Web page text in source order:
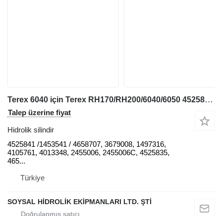
Terex 6040 için Terex RH170/RH200/6040/6050 4525841 hidrolik silindir
Talep üzerine fiyat
Hidrolik silindir
4525841 /1453541 / 4658707, 3679008, 1497316,
4105761, 4013348, 2455006, 2455006C, 4525835,
465...
Türkiye
SOYSAL HİDROLİK EKİPMANLARI LTD. ŞTİ